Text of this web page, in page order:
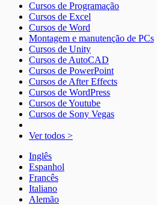
Cursos de Programação
Cursos de Excel
Cursos de Word
Montagem e manutenção de PCs
Cursos de Unity
Cursos de AutoCAD
Cursos de PowerPoint
Cursos de After Effects
Cursos de WordPress
Cursos de Youtube
Cursos de Sony Vegas
Ver todos >
Inglês
Espanhol
Francês
Italiano
Alemão